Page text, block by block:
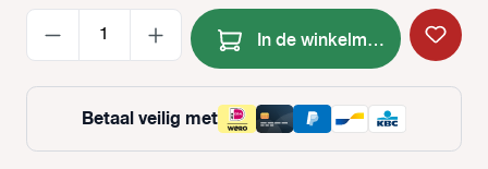
Producthoeveelheid: Voer
In de winkelmand
Betaal veilig met